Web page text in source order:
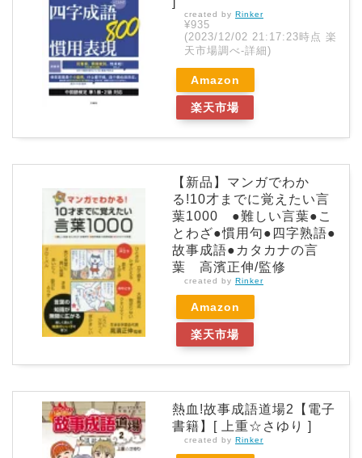
created by Rinker
¥935
(2023/12/02 21:17:23時点 楽
天市場調べ-詳細)
Amazon
楽天市場
【新品】マンガでわか
る!10才までに覚えたい言
葉1000 ●難しい言葉●こ
とわざ●慣用句●四字熟語●
故事成語●カタカナの言
葉 高濱正伸/監修
created by Rinker
Amazon
楽天市場
熱血!故事成語道場2【電子
書籍】[ 上重☆さゆり ]
created by Rinker